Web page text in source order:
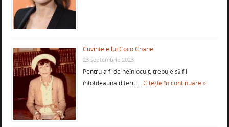
Cuvintele lui Coco Chanel
23 septembrie 2023
Pentru a fi de neînlocuit, trebuie să fii
întotdeauna diferit. …Citește în continuare »